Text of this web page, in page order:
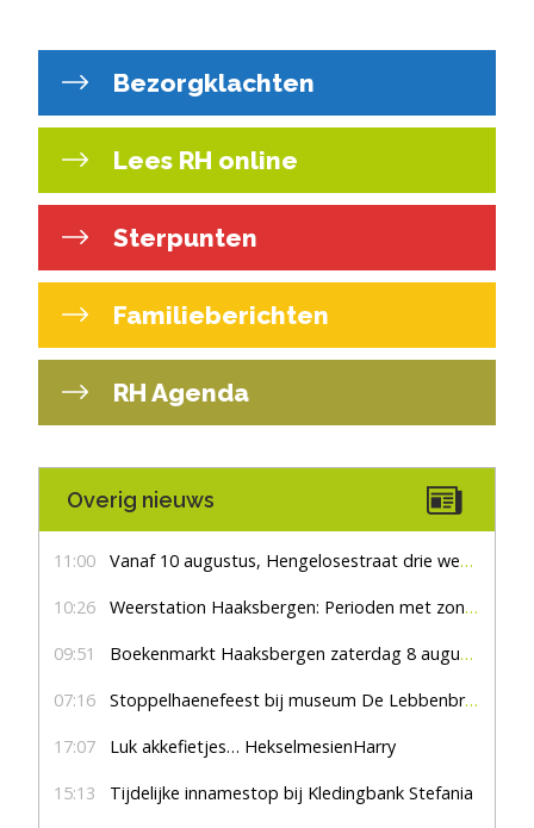
Bezorgklachten
Lees RH online
Sterpunten
Familieberichten
RH Agenda
Overig nieuws
11:00 Vanaf 10 augustus, Hengelosestraat drie weken dicht voor doorgaand verkeer
10:26 Weerstation Haaksbergen: Perioden met zon en droog
09:51 Boekenmarkt Haaksbergen zaterdag 8 augustus, marktplein Haaksbergen
07:16 Stoppelhaenefeest bij museum De Lebbenbrugge
17:07 Luk akkefietjes… HekselmesienHarry
15:13 Tijdelijke innamestop bij Kledingbank Stefania